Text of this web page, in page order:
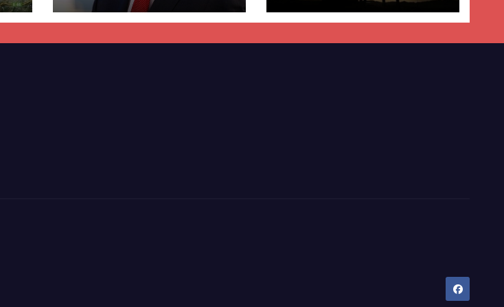
rrëzon akuzat për
ndërtimin e
paligjshëm të selisë